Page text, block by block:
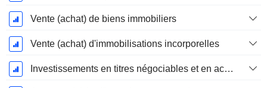
Vente (achat) de biens immobiliers
Vente (achat) d'immobilisations incorporelles
Investissements en titres négociables et en actions, total